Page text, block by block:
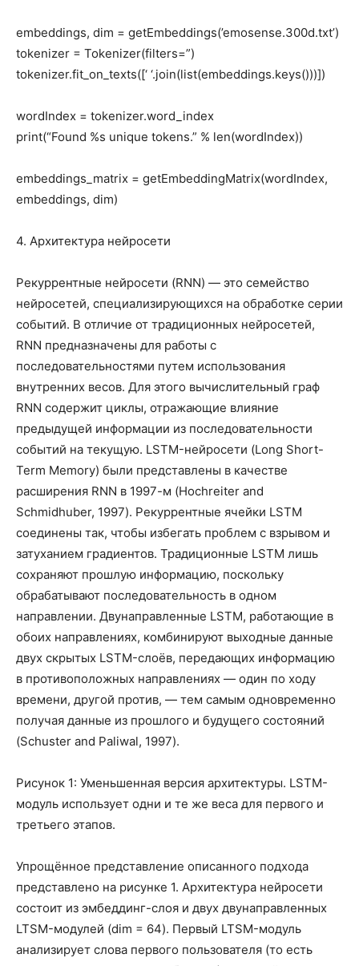
embeddings, dim = getEmbeddings(’emosense.300d.txt’)
tokenizer = Tokenizer(filters=”)
tokenizer.fit_on_texts([‘ ‘.join(list(embeddings.keys()))])
wordIndex = tokenizer.word_index
print(“Found %s unique tokens.” % len(wordIndex))
embeddings_matrix = getEmbeddingMatrix(wordIndex,
embeddings, dim)
4. Архитектура нейросети
Рекуррентные нейросети (RNN) — это семейство
нейросетей, специализирующихся на обработке серии
событий. В отличие от традиционных нейросетей,
RNN предназначены для работы с
последовательностями путем использования
внутренних весов. Для этого вычислительный граф
RNN содержит циклы, отражающие влияние
предыдущей информации из последовательности
событий на текущую. LSTM-нейросети (Long Short-
Term Memory) были представлены в качестве
расширения RNN в 1997-м (Hochreiter and
Schmidhuber, 1997). Рекуррентные ячейки LSTM
соединены так, чтобы избегать проблем с взрывом и
затуханием градиентов. Традиционные LSTM лишь
сохраняют прошлую информацию, поскольку
обрабатывают последовательность в одном
направлении. Двунаправленные LSTM, работающие в
обоих направлениях, комбинируют выходные данные
двух скрытых LSTM-слоёв, передающих информацию
в противоположных направлениях — один по ходу
времени, другой против, — тем самым одновременно
получая данные из прошлого и будущего состояний
(Schuster and Paliwal, 1997).
Рисунок 1: Уменьшенная версия архитектуры. LSTM-
модуль использует одни и те же веса для первого и
третьего этапов.
Упрощённое представление описанного подхода
представлено на рисунке 1. Архитектура нейросети
состоит из эмбеддинг-слоя и двух двунаправленных
LTSM-модулей (dim = 64). Первый LTSM-модуль
анализирует слова первого пользователя (то есть